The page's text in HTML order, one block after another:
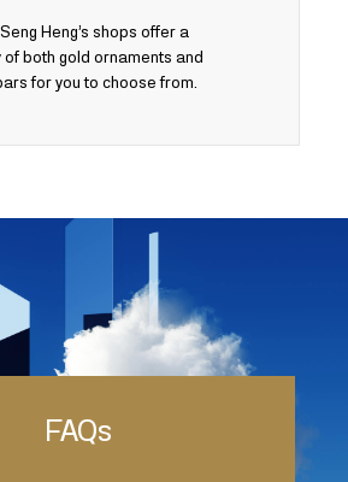
Heng’s shops offer a
of both gold ornaments and
for you to choose from.
FAQs